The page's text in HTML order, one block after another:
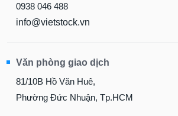
0938 046 488
info@vietstock.vn
Văn phòng giao dịch
81/10B Hồ Văn Huê,
Phường Đức Nhuận, Tp.HCM